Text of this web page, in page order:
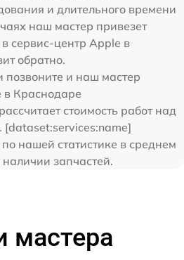
и длительного времени
наш мастер привезет
сервис-центр Apple в
обратно.
позвоните и наш мастер
в Краснодаре
стоимость работ над
[dataset:services:name]
нашей статистике в среднем
запчастей.
мастера